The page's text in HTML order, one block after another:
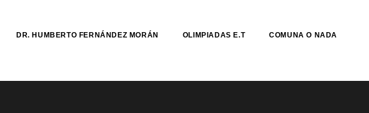
DR. HUMBERTO FERNÁNDEZ MORÁN OLIMPIADAS E.T COMUNA O NADA